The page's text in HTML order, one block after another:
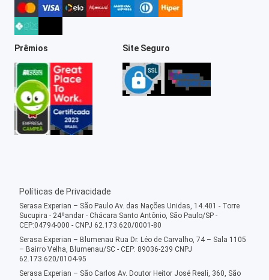
Prêmios Site Seguro
Políticas de Privacidade
Serasa Experian – São Paulo Av. das Nações Unidas, 14.401 - Torre
Sucupira - 24ºandar - Chácara Santo Antônio, São Paulo/SP -
CEP:04794-000 - CNPJ 62.173.620/0001-80
Serasa Experian – Blumenau Rua Dr. Léo de Carvalho, 74 – Sala 1105
– Bairro Velha, Blumenau/SC - CEP: 89036-239 CNPJ
62.173.620/0104-95
Serasa Experian – São Carlos Av. Doutor Heitor José Reali, 360, São